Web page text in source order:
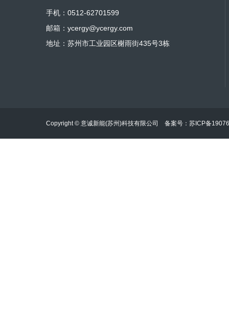
手机：0512-62701599
邮箱：ycergy@ycergy.com
地址：苏州市工业园区榭雨街435号3栋
Copyright © 意诚新能(苏州)科技有限公司 备案号： 苏ICP备